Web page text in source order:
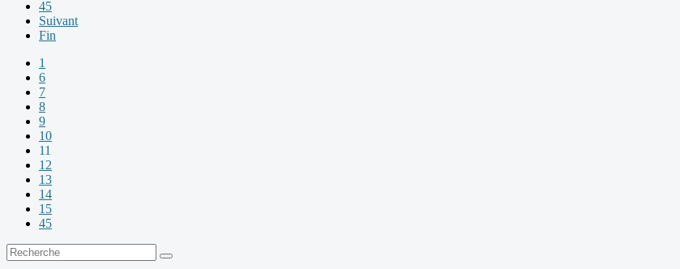
45
Suivant
Fin
1
6
7
8
9
10
11
12
13
14
15
45